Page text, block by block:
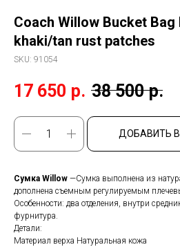
Coach Willow Bucket
khaki/tan rust patches
SKU: 91054
17 650 р. 38 500 р.
ДОБАВИТЬ
Сумка Willow —Сумка выполнена из
дополнена съемным регулируемым
Особенности: два отделения, внутри
фурнитура.
Детали:
Материал верха Натуральная кожа